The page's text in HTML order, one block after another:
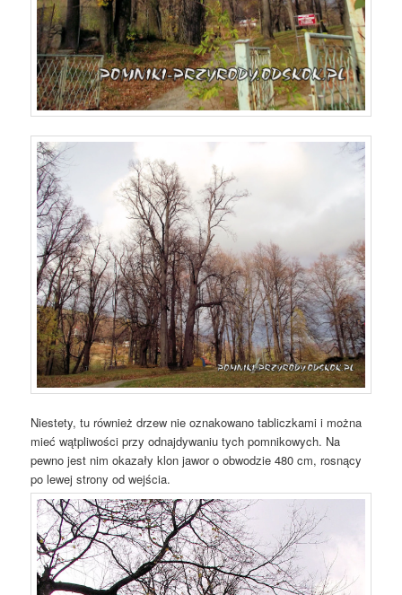
Niestety, tu również drzew nie oznakowano tabliczkami i można
mieć wątpliwości przy odnajdywaniu tych pomnikowych. Na
pewno jest nim okazały klon jawor o obwodzie 480 cm, rosnący
po lewej strony od wejścia.